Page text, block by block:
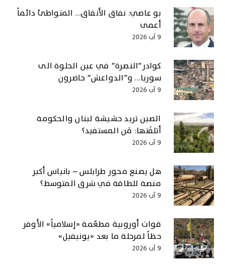
بو عاصي: نفاق الأنفاق… المتواطئ دائماً
أعمى
9 آب 2026
كوادر”النصرة” في عين الحلوة الى
سوريا… و”الدواعش” حاضرون
9 آب 2026
الصين تريد حشيشة لبنان والحكومة
أتلفَتها: مَن المستفيد؟
9 آب 2026
هل يصنع محور طرابلس – بانياس أكبر
منصة للطاقة في شرق المتوسط؟
9 آب 2026
قوات أوروبية مطعّمة «إسلامياً» الأوفر
حظاً لمرحلة ما بعد «يونيفيل»
9 آب 2026